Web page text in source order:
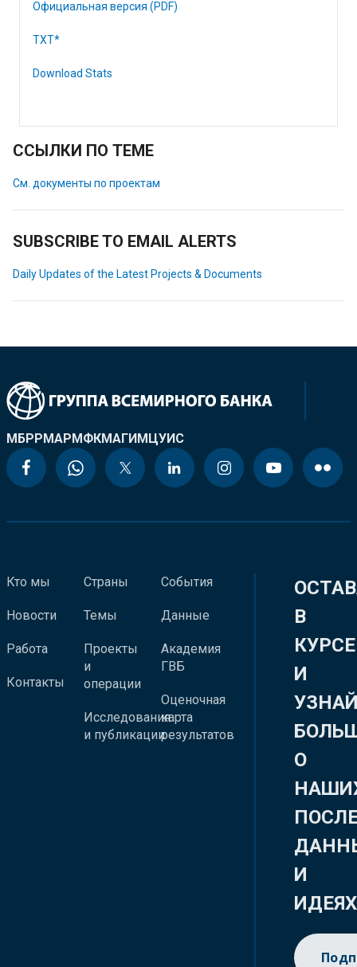
Официальная версия (PDF)
TXT*
Download Stats
ССЫЛКИ ПО ТЕМЕ
См. документы по проектам
SUBSCRIBE TO EMAIL ALERTS
Daily Updates of the Latest Projects & Documents
МБРРМАРМФКМАГИМЦУИС
Кто мы
Новости
Работа
Контакты
Страны
Темы
Проекты
и
операции
Исследования
и публикации
События
Данные
Академия
ГВБ
Оценочная
карта
результатов
В
КУРСЕ
И
О
И
ИДЕЯХ